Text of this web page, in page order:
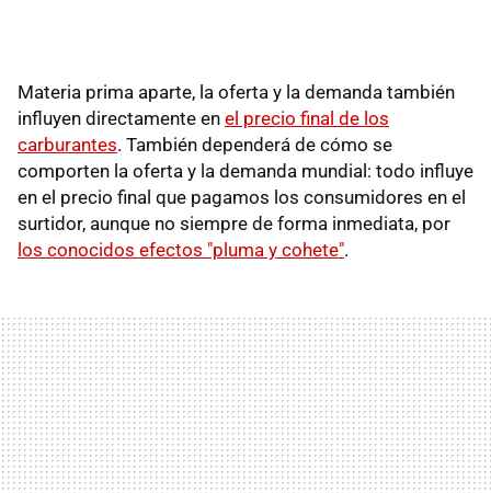
Materia prima aparte, la oferta y la demanda también
influyen directamente en el precio final de los
carburantes. También dependerá de cómo se
comporten la oferta y la demanda mundial: todo influye
en el precio final que pagamos los consumidores en el
surtidor, aunque no siempre de forma inmediata, por
los conocidos efectos "pluma y cohete".